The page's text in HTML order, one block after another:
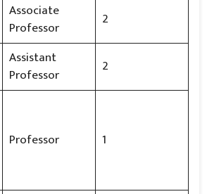
Associate
Professor
2
Assistant
Professor
2
Professor 1